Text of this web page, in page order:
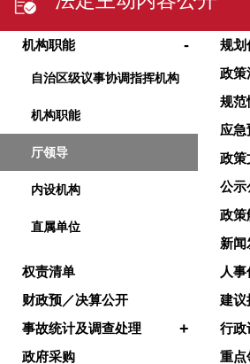
机构职能 -
自治区级议事协调指挥机构
机构职能
厅领导
内设机构
直属单位
规划
政策
规范
应急
政策
公示
政策
新闻
权责清单
人事
财政预／决算公开
建议
事故统计及调查处理
+
政府采购 重点